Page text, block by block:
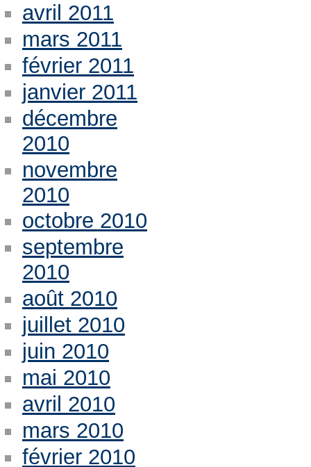
avril 2011
mars 2011
février 2011
janvier 2011
décembre
2010
novembre
2010
octobre 2010
septembre
2010
août 2010
juillet 2010
juin 2010
mai 2010
avril 2010
mars 2010
février 2010